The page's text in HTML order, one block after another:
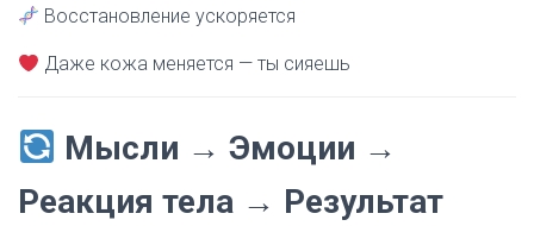
Восстановление ускоряется
Даже кожа меняется — ты сияешь
Мысли → Эмоции →
Реакция тела → Результат